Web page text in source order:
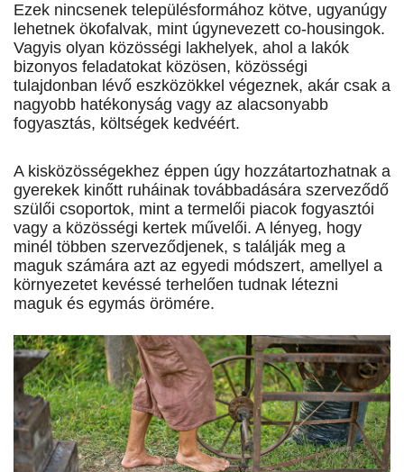
Ezek nincsenek településformához kötve, ugyanúgy
lehetnek ökofalvak, mint úgynevezett co-housingok.
Vagyis olyan közösségi lakhelyek, ahol a lakók
bizonyos feladatokat közösen, közösségi
tulajdonban lévő eszközökkel végeznek, akár csak a
nagyobb hatékonyság vagy az alacsonyabb
fogyasztás, költségek kedvéért.
A kisközösségekhez éppen úgy hozzátartozhatnak a
gyerekek kinőtt ruháinak továbbadására szerveződő
szülői csoportok, mint a termelői piacok fogyasztói
vagy a közösségi kertek művelői. A lényeg, hogy
minél többen szerveződjenek, s találják meg a
maguk számára azt az egyedi módszert, amellyel a
környezetet kevéssé terhelően tudnak létezni
maguk és egymás örömére.